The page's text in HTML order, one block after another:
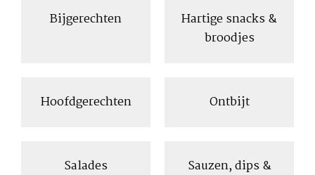
Bijgerechten
Hartige snacks &
broodjes
Hoofdgerechten Ontbijt
Salades Sauzen, dips &